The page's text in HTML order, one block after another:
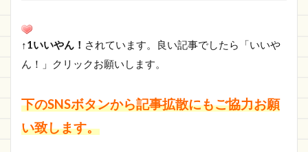
↑1いいやん！ されています。良い記事でしたら「いいや
ん！」クリックお願いします。
下のSNSボタンから記事拡散にもご協力お願
い致します。